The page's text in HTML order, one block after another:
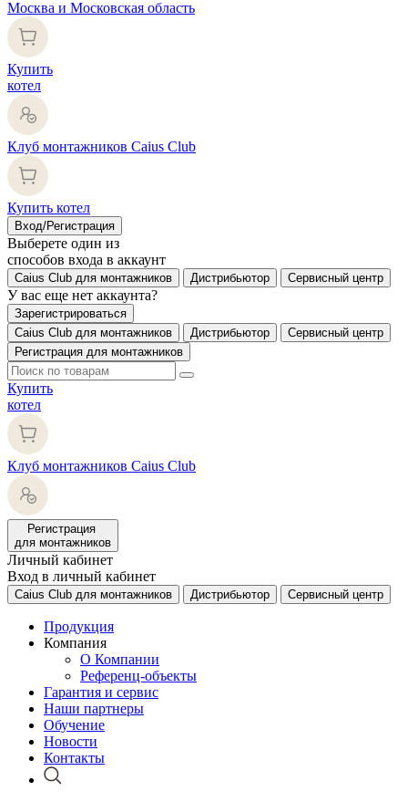
Москва и Московская область
Купить
котел
Клуб монтажников Caius Club
Купить котел
Вход/Регистрация
Выберете один из
способов входа в аккаунт
Caius Club для монтажников Дистрибьютор Сервисный центр
У вас еще нет аккаунта?
Зарегистрироваться
Caius Club для монтажников
Дистрибьютор
Сервисный центр
Регистрация для монтажников
Купить
котел
Клуб монтажников Caius Club
Регистрация
для монтажников
Личный кабинет
Вход в личный кабинет
Caius Club для монтажников Дистрибьютор Сервисный центр
Продукция
Компания
О Компании
Референц-объекты
Гарантия и сервис
Наши партнеры
Обучение
Новости
Контакты